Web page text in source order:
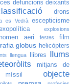
defuncions deixants
drons
es Vedrà escepticisme
explosions
aeri festes
film
globus helicòpters
llengua llibres llums
mitjans de
míssil objecte